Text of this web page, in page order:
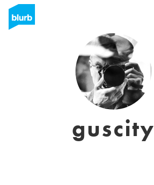
guscity